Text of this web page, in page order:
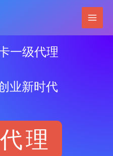
Main
一级代理
业新时代
理